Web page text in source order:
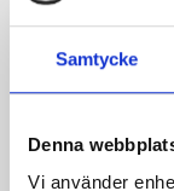
Samtycke
Denna
Vi använder